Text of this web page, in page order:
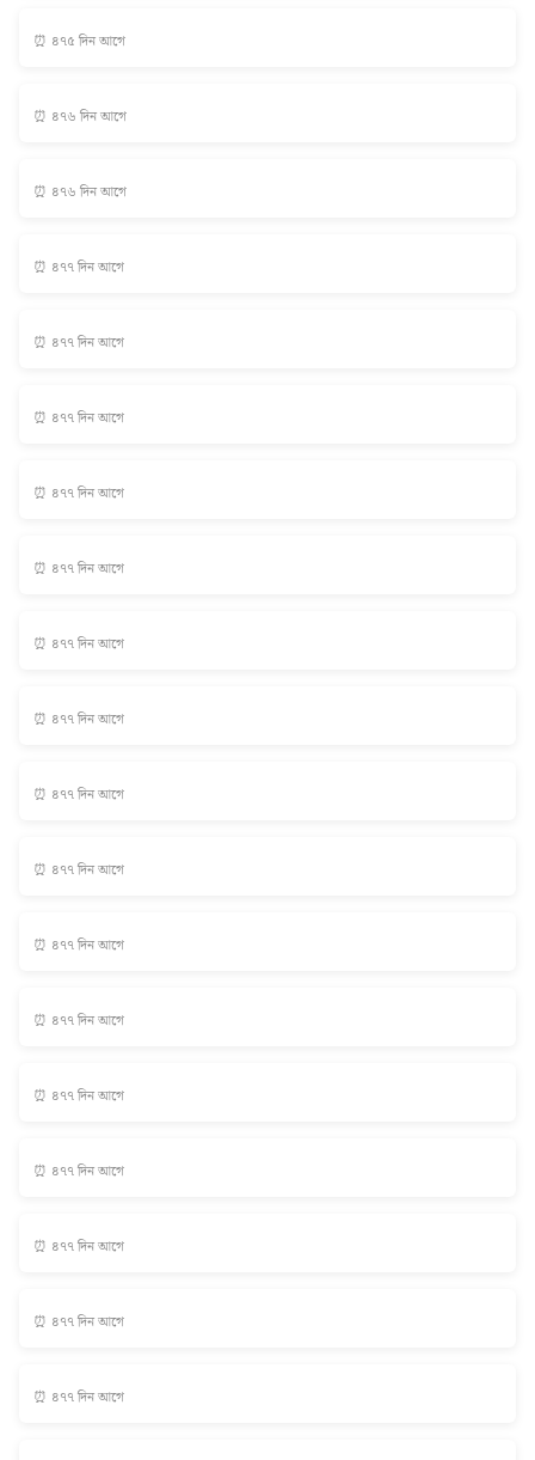
⏰ ৪৭৫ দিন আগে
⏰ ৪৭৬ দিন আগে
⏰ ৪৭৬ দিন আগে
⏰ ৪৭৭ দিন আগে
⏰ ৪৭৭ দিন আগে
⏰ ৪৭৭ দিন আগে
⏰ ৪৭৭ দিন আগে
⏰ ৪৭৭ দিন আগে
⏰ ৪৭৭ দিন আগে
⏰ ৪৭৭ দিন আগে
⏰ ৪৭৭ দিন আগে
⏰ ৪৭৭ দিন আগে
⏰ ৪৭৭ দিন আগে
⏰ ৪৭৭ দিন আগে
⏰ ৪৭৭ দিন আগে
⏰ ৪৭৭ দিন আগে
⏰ ৪৭৭ দিন আগে
⏰ ৪৭৭ দিন আগে
⏰ ৪৭৭ দিন আগে